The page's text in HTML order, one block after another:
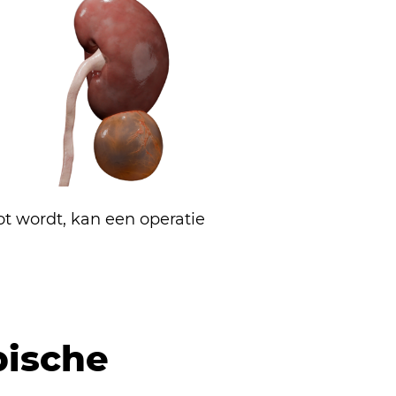
wordt, kan een operatie